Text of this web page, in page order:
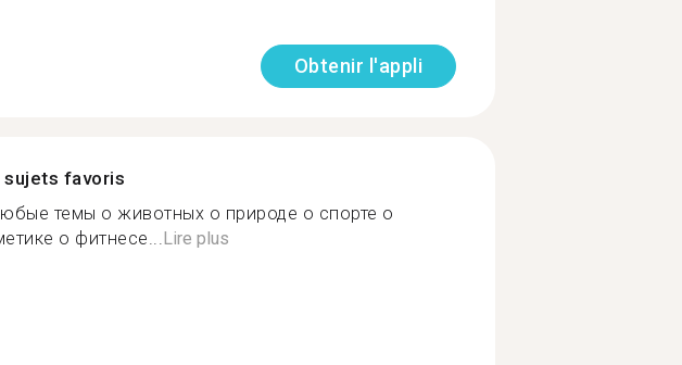
Obtenir l'appli
sujets favoris
темы о животных о природе о спорте о
о фитнесе...Lire plus